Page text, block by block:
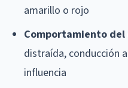
amarillo o rojo
Comportamiento
distraída, conducción
influencia